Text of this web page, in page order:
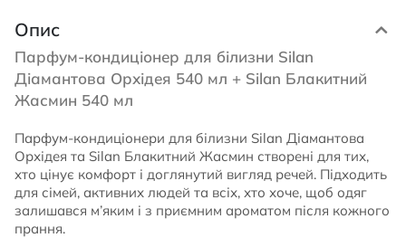
Опис
Парфум-кондиціонер для білизни Silan
Діамантова Орхідея 540 мл + Silan Блакитний
Жасмин 540 мл
Парфум-кондиціонери для білизни Silan Діамантова
Орхідея та Silan Блакитний Жасмин створені для тих,
хто цінує комфорт і доглянутий вигляд речей. Підходить
для сімей, активних людей та всіх, хто хоче, щоб одяг
залишався м’яким і з приємним ароматом після кожного
прання.